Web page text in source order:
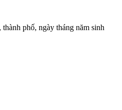
phố, ngày tháng năm sinh